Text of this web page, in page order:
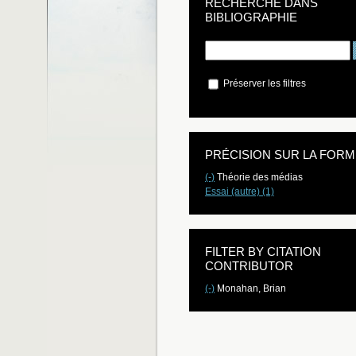
RECHERCHE DANS
BIBLIOGRAPHIE
Préserver les filtres
PRÉCISION SUR LA
(-) Théorie des médias
Essai (autre) (1)
FILTER BY CITATION
CONTRIBUTOR
(-) Monahan, Brian